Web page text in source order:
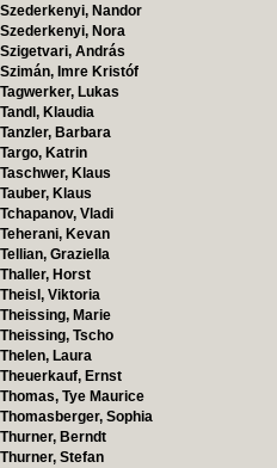
Szederkenyi, Nandor
Szederkenyi, Nora
Szigetvari, András
Szimán, Imre Kristóf
Tagwerker, Lukas
Tandl, Klaudia
Tanzler, Barbara
Targo, Katrin
Taschwer, Klaus
Tauber, Klaus
Tchapanov, Vladi
Teherani, Kevan
Tellian, Graziella
Thaller, Horst
Theisl, Viktoria
Theissing, Marie
Theissing, Tscho
Thelen, Laura
Theuerkauf, Ernst
Thomas, Tye Maurice
Thomasberger, Sophia
Thurner, Berndt
Thurner, Stefan